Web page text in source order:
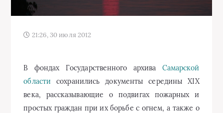
21:26, 30 июля 2012
В фондах Государственного архива Самарской
области сохранились документы середины XIX
века, рассказывающие о подвигах пожарных и
простых граждан при их борьбе с огнем, а также о